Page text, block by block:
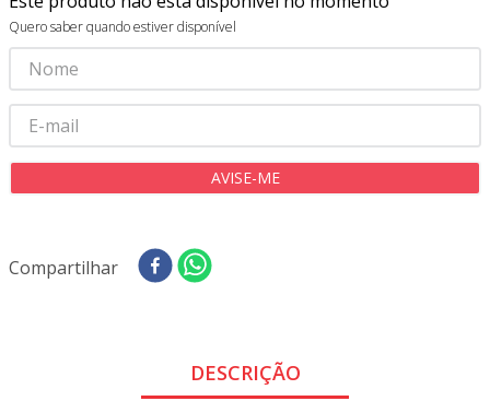
Quero saber quando estiver disponível
Compartilhar
DESCRIÇÃO
8º
tricoline digital
9º
tecido oxford
10º toalha mesa